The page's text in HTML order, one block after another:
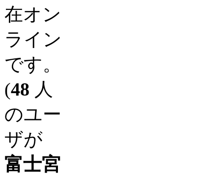
在オン
ライン
です。
(48 人
のユー
ザが
富士宮